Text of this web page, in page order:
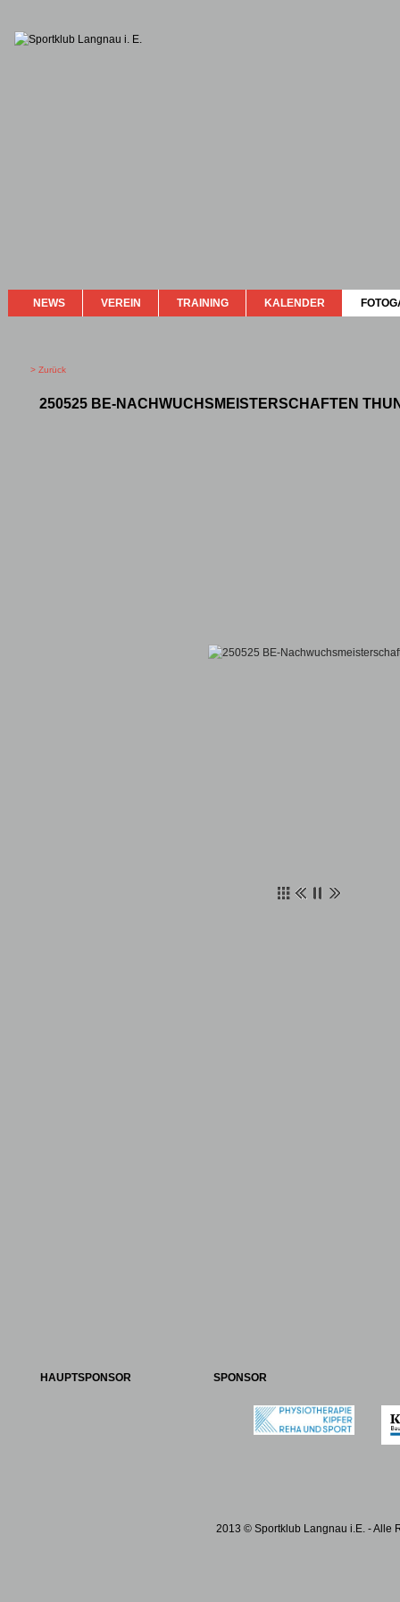
NEWS VEREIN TRAINING KALENDER
> Zurück
250525 BE-NACHWUCHSMEISTERSCHAFTEN
HAUPTSPONSOR SPONSOR
2013 © Sportklub Langnau i.E. - Alle